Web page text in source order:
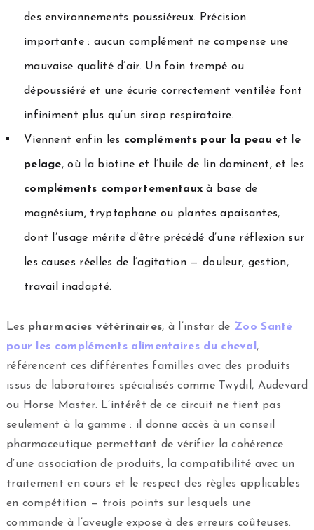
des environnements poussiéreux. Précision
importante : aucun complément ne compense une
mauvaise qualité d’air. Un foin trempé ou
dépoussiéré et une écurie correctement ventilée font
infiniment plus qu’un sirop respiratoire.
Viennent enfin les compléments pour la peau et le
pelage, où la biotine et l’huile de lin dominent, et les
compléments comportementaux à base de
magnésium, tryptophane ou plantes apaisantes,
dont l’usage mérite d’être précédé d’une réflexion sur
les causes réelles de l’agitation — douleur, gestion,
travail inadapté.
Les pharmacies vétérinaires, à l’instar de Zoo Santé
pour les compléments alimentaires du cheval ,
référencent ces différentes familles avec des produits
issus de laboratoires spécialisés comme Twydil, Audevard
ou Horse Master. L’intérêt de ce circuit ne tient pas
seulement à la gamme : il donne accès à un conseil
pharmaceutique permettant de vérifier la cohérence
d’une association de produits, la compatibilité avec un
traitement en cours et le respect des règles applicables
en compétition — trois points sur lesquels une
commande à l’aveugle expose à des erreurs coûteuses.